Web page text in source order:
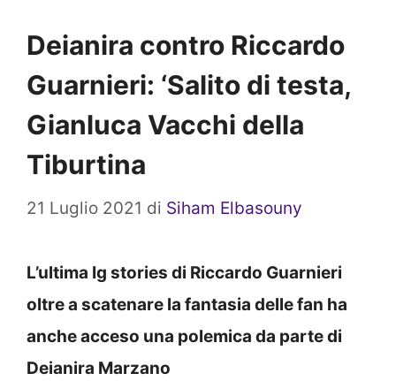
Deianira contro Riccardo
Guarnieri: ‘Salito di testa,
Gianluca Vacchi della
Tiburtina
21 Luglio 2021 di Siham Elbasouny
L’ultima Ig stories di Riccardo Guarnieri
oltre a scatenare la fantasia delle fan ha
anche acceso una polemica da parte di
Deianira Marzano